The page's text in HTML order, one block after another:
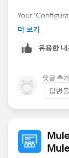
Your
like this.
더 보기
유용한
댓글 추가
답변